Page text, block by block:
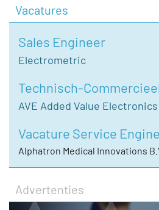
Vacatures
Sales Engineer
Electrometric
Technisch-
AVE Added Value Electronics
Vacature Service
Alphatron Medical Innovations
Advertenties